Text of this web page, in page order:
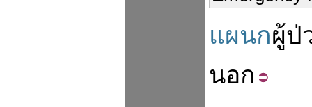
แผนกผู้ป่
นอก